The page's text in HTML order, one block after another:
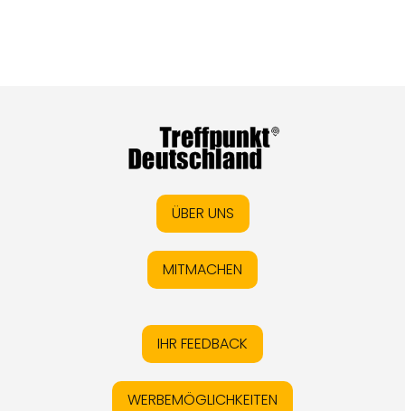
ÜBER UNS
MITMACHEN
IHR FEEDBACK
WERBEMÖGLICHKEITEN